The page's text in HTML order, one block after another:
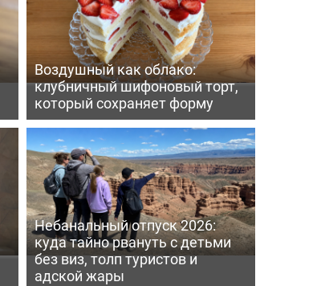
Воздушный как облако:
клубничный шифоновый торт,
который сохраняет форму
Небанальный отпуск 2026:
куда тайно рвануть с детьми
без виз, толп туристов и
адской жары